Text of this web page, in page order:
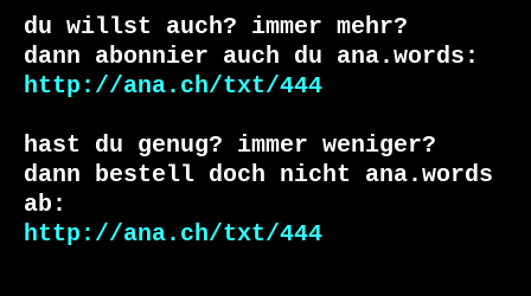
du willst auch? immer mehr?
http://ana.ch/txt/444
hast du genug? immer weniger?
dann bestell doch nicht ana.words
http://ana.ch/txt/444